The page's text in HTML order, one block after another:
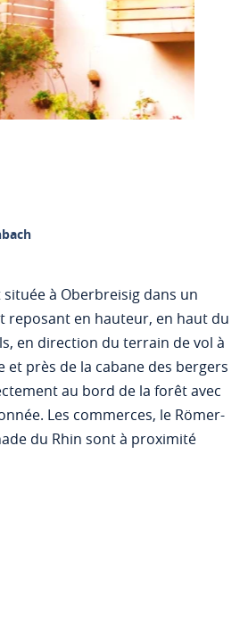
à Oberbreisig dans un
reposant en hauteur, en haut du
en direction du terrain de vol à
et près de la cabane des bergers
au bord de la forêt avec
Les commerces, le Römer-
du Rhin sont à proximité